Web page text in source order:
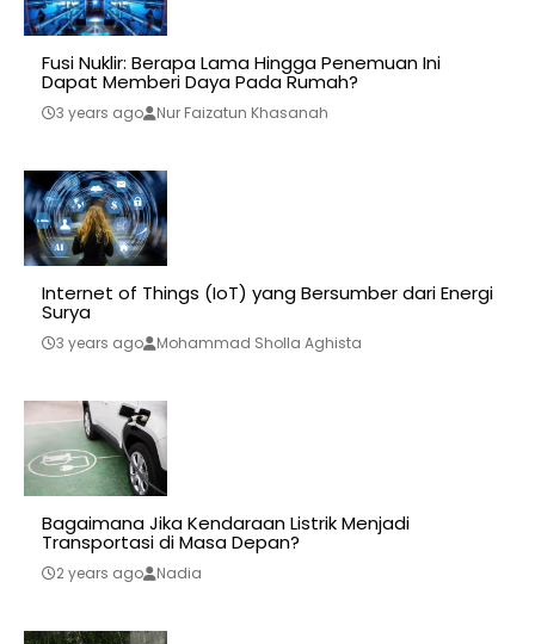
Fusi Nuklir: Berapa Lama Hingga Penemuan Ini
Dapat Memberi Daya Pada Rumah?
3 years ago Nur Faizatun Khasanah
Internet of Things (IoT) yang Bersumber dari Energi
Surya
3 years ago Mohammad Sholla Aghista
Bagaimana Jika Kendaraan Listrik Menjadi
Transportasi di Masa Depan?
2 years ago Nadia